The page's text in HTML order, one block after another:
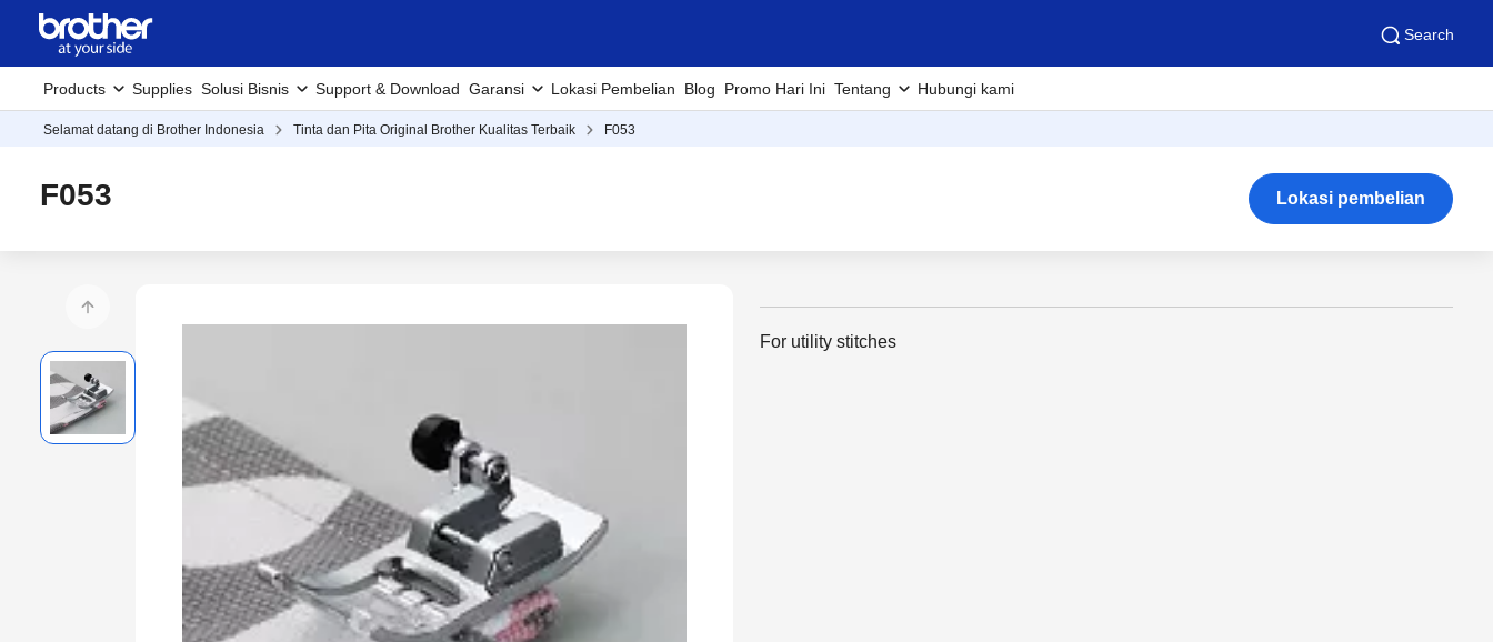
Search
Products Supplies Solusi Bisnis Support & Download Garansi Lokasi Pembelian Blog Promo Hari Ini Tentang Hubungi kami
Selamat datang di Brother Indonesia Tinta dan Pita Original Brother Kualitas Terbaik F053
F053 Lokasi pembelian
For utility stitches